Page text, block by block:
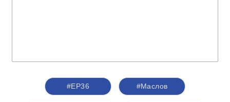
#ЕР36 #Маслов